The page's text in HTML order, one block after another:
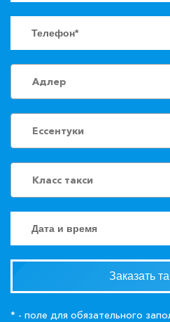
Адлер
Ессентуки
Класс такси
Заказать
* - поле для обязательного